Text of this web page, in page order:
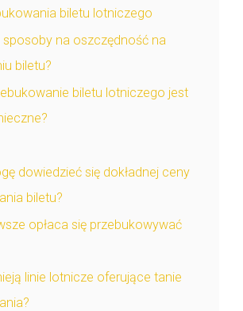
biletu lotniczego
sposoby na oszczędność na
biletu?
biletu lotniczego jest
dowiedzieć się dokładnej ceny
biletu?
opłaca się przebukowywać
linie lotnicze oferujące tanie